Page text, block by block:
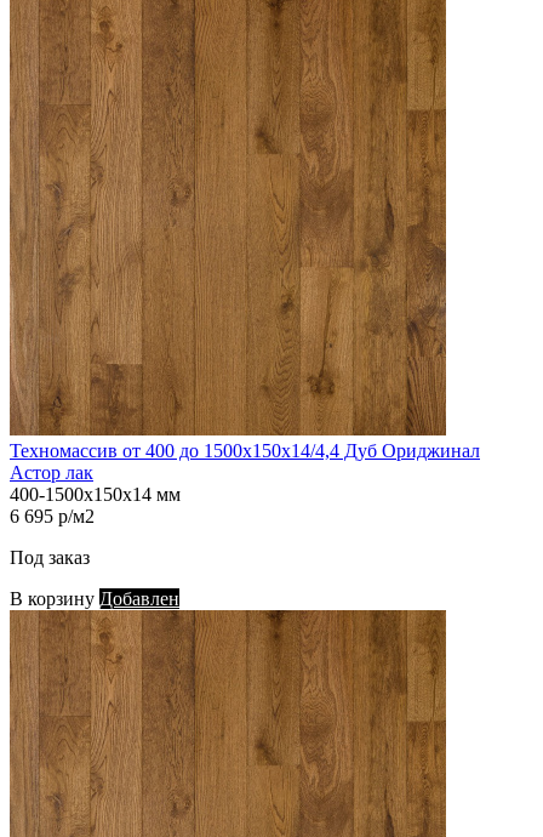
Техномассив от 400 до 1500х150х14/4,4 Дуб Ориджинал
Астор лак
400-1500х150х14 мм
6 695 р/м2
Под заказ
В корзину Добавлен